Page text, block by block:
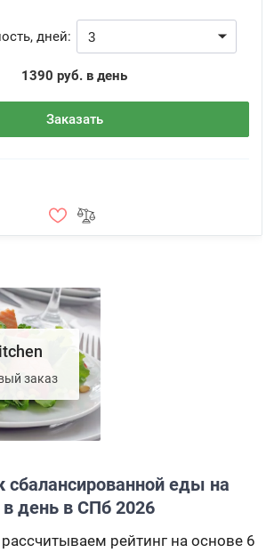
дней:
1390 руб. в день
Заказать
заказ
сбалансированной еды на
день в СПб 2026
рейтинг на основе 6